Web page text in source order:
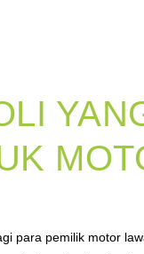
para pemilik motor